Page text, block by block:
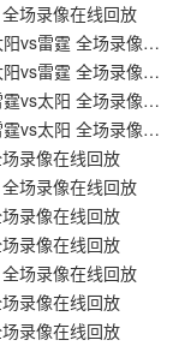
场录像在线回放
【NBA季后赛西部首轮G4】2026年04月28日 太阳vs雷霆 全场录像在线回放
【NBA季后赛西部首轮G3】2026年04月26日 太阳vs雷霆 全场录像在线回放
【NBA季后赛西部首轮G2】2026年04月23日 雷霆vs太阳 全场录像在线回放
【NBA季后赛西部首轮G1】2026年04月20日 雷霆vs太阳 全场录像在线回放
录像在线回放
场录像在线回放
录像在线回放
录像在线回放
场录像在线回放
录像在线回放
录像在线回放